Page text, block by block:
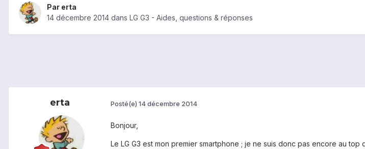
Par erta
14 décembre 2014 dans LG G3 - Aides, questions & réponses
erta Posté(e) 14 décembre 2014
Bonjour,
Le LG G3 est mon premier smartphone ; je ne suis donc pas encore au